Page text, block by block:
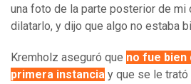
una foto de la parte posterior de mi
dilatarlo, y dijo que algo no estaba
Kremholz aseguró que no fue bien
primera instancia y que se le